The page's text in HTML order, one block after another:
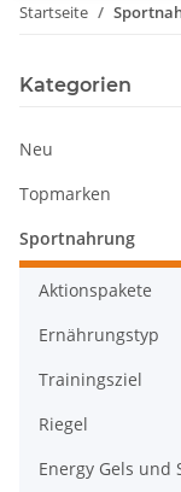
Startseite
Kategorien
Neu
Topmarken
Sportnahrung
Aktionspakete
Ernährungstyp
Trainingsziel
Riegel
Energy Gels und